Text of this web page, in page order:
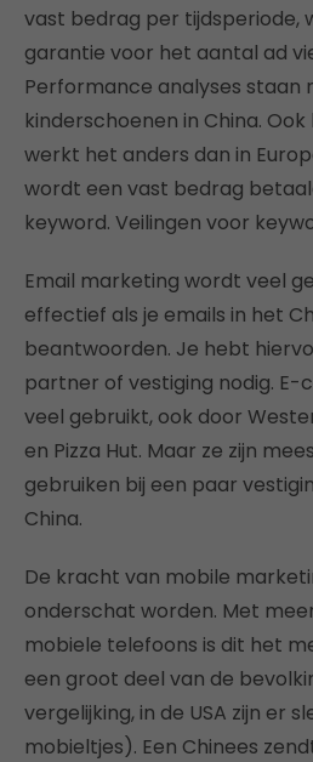
vast bedrag per tijdsperiode,
garantie voor het aantal ad
Performance analyses staan
kinderschoenen in China.
werkt het anders dan in
wordt een vast bedrag
keyword. Veilingen voor
Email marketing wordt veel
effectief als je emails in het
beantwoorden. Je hebt
partner of vestiging nodig. E-
veel gebruikt, ook door
en Pizza Hut. Maar ze zijn
gebruiken bij een paar
China.
De kracht van mobile
onderschat worden. Met
mobiele telefoons is dit het
een groot deel van de
vergelijking, in de USA zijn er
mobieltjes). Een Chinees